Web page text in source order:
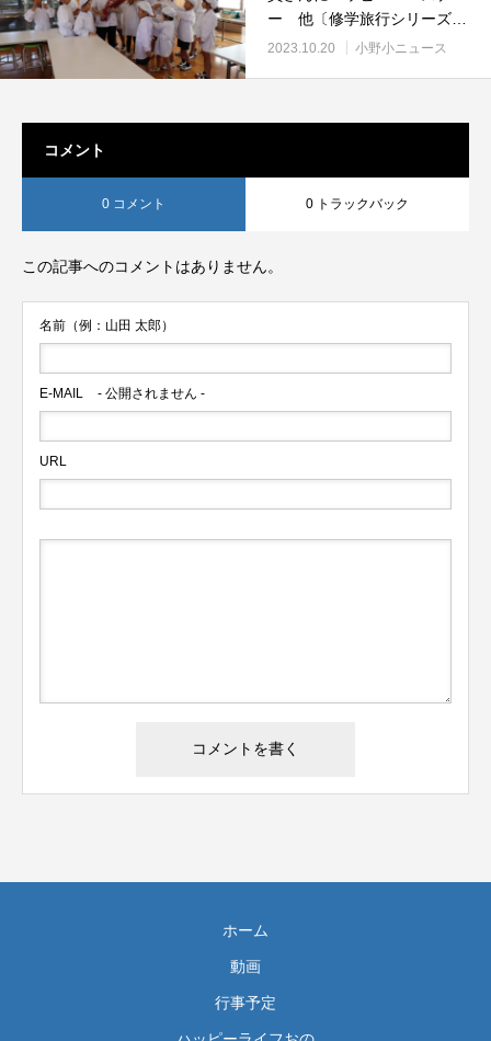
ー 他〔修学旅行シリーズ③
付〕
2023.10.20 小野小ニュース
コメント
0 コメント 0 トラックバック
この記事へのコメントはありません。
名前（例：山田 太郎）
E-MAIL - 公開されません -
URL
ホーム
動画
行事予定